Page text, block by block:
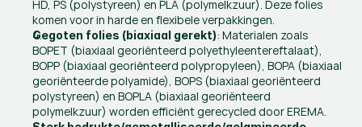
HD, PS (polystyreen) en PLA (polymelkzuur). Deze folies
komen voor in harde en flexibele verpakkingen.
Gegoten folies (biaxiaal gerekt): Materialen zoals
BOPET (biaxiaal georiënteerd polyethyleentereftalaat),
BOPP (biaxiaal georiënteerd polypropyleen), BOPA (biaxiaal
georiënteerde polyamide), BOPS (biaxiaal georiënteerd
polystyreen) en BOPLA (biaxiaal georiënteerd
polymelkzuur) worden efficiënt gerecycled door EREMA.